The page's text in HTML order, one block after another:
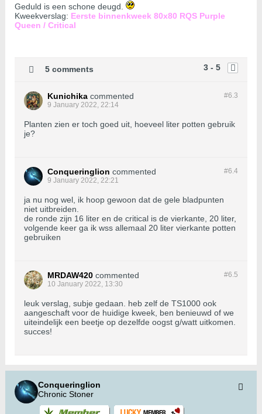
Geduld is een schone deugd.
Kweekverslag: Eerste binnenkweek 80x80 RQS Purple
Queen / Critical
3 - 5
5 comments
#6.3
Kunichika commented
9 January 2022, 22:14
Planten zien er toch goed uit, hoeveel liter potten gebruik
je?
#6.4
Conqueringlion commented
9 January 2022, 22:21
ja nu nog wel, ik hoop gewoon dat de gele bladpunten
niet uitbreiden.
de ronde zijn 16 liter en de critical is de vierkante, 20 liter,
volgende keer ga ik wss allemaal 20 liter vierkante potten
gebruiken
#6.5
MRDAW420 commented
10 January 2022, 13:30
leuk verslag, subje gedaan. heb zelf de TS1000 ook
aangeschaft voor de huidige kweek, ben benieuwd of we
uiteindelijk een beetje op dezelfde oogst g/watt uitkomen.
succes!
Conqueringlion
Chronic Stoner